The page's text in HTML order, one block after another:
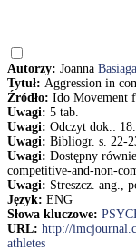
Autorzy: Joanna
Tytuł: Aggression in
Źródło: Ido Movement
Uwagi: 5 tab.
Uwagi: Odczyt dok.:
Uwagi: Bibliogr. s. 22-
Uwagi: Dostępny
competitive-and-non-
Uwagi: Streszcz. ang.,
Język: ENG
Słowa kluczowe:
URL: http://
athletes